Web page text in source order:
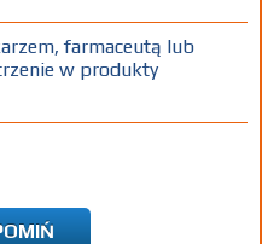
4 szt. Miejscowo
farmaceutą lub
w produkty